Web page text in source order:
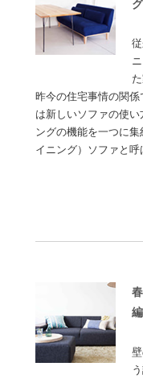
昨今の住宅事情の関
は新しいソファの使
ングの機能を一つに
イニング）ソファと